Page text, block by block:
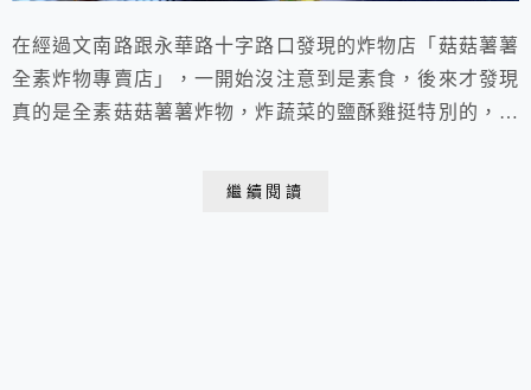
在經過文南路跟永華路十字路口發現的炸物店「菇菇薯薯
全素炸物專賣店」，一開始沒注意到是素食，後來才發現
真的是全素菇菇薯薯炸物，炸蔬菜的鹽酥雞挺特別的，堅
繼續閱讀